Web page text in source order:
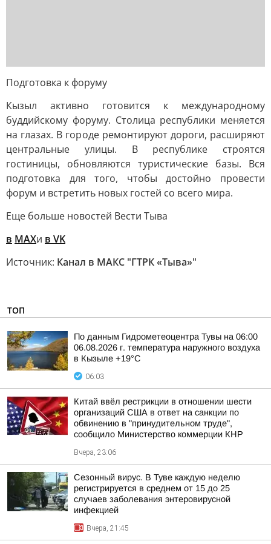
Подготовка к форуму
Кызыл активно готовится к международному
буддийскому форуму. Столица республики меняется
на глазах. В городе ремонтируют дороги, расширяют
центральные улицы. В республике строятся
гостиницы, обновляются туристические базы. Вся
подготовка для того, чтобы достойно провести
форум и встретить новых гостей со всего мира.
Еще больше новостей Вести Тыва
в MAXи в VK
Источник: Канал в МАКС "ГТРК «Тыва»"
ТОП
По данным Гидрометеоцентра Тувы на 06:00
06.08.2026 г. температура наружного воздуха
в Кызыле +19°С
06:03
Китай ввёл рестрикции в отношении шести
организаций США в ответ на санкции по
обвинению в "принудительном труде",
сообщило Министерство коммерции КНР
Вчера, 23:06
Сезонный вирус. В Туве каждую неделю
регистрируется в среднем от 15 до 25
случаев заболевания энтеровирусной
инфекцией
Вчера, 21:45